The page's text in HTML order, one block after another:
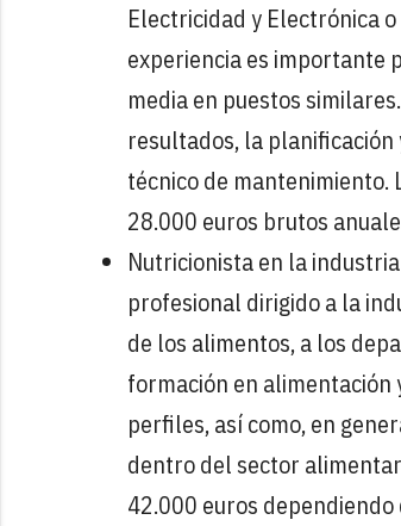
Electricidad y Electrónica
experiencia es importante
media en puestos
resultados, la
técnico de mantenimiento.
28.000 euros brutos
Nutricionista en la
profesional dirigido a la
de los alimentos, a los
formación en alimentación
perfiles, así como, en
dentro del sector
42.000 euros